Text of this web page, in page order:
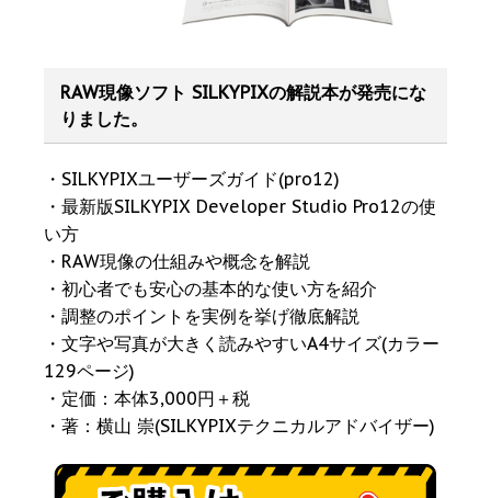
RAW現像ソフト SILKYPIXの解説本が発売にな
りました。
・SILKYPIXユーザーズガイド(pro12)
・最新版SILKYPIX Developer Studio Pro12の使
い方
・RAW現像の仕組みや概念を解説
・初心者でも安心の基本的な使い方を紹介
・調整のポイントを実例を挙げ徹底解説
・文字や写真が大きく読みやすいA4サイズ(カラー
129ページ)
・定価：本体3,000円＋税
・著：横山 崇(SILKYPIXテクニカルアドバイザー)